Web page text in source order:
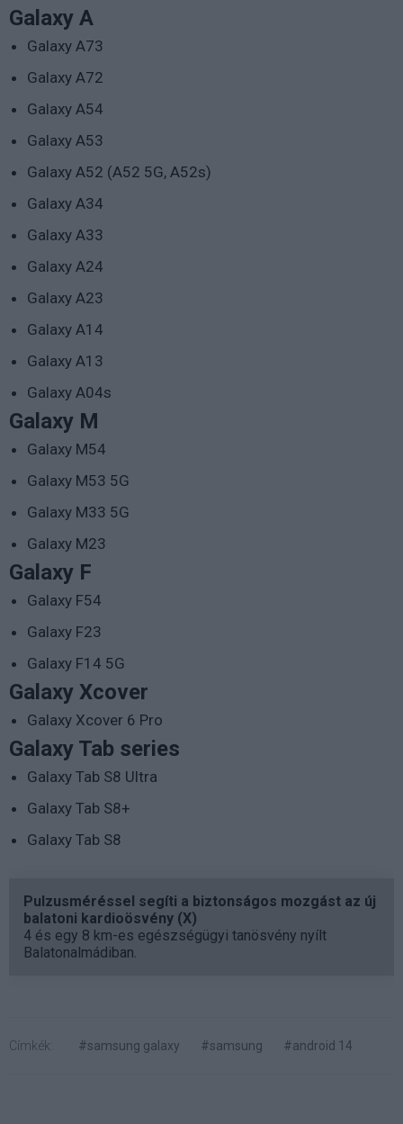
Galaxy A
Galaxy A73
Galaxy A72
Galaxy A54
Galaxy A53
Galaxy A52 (A52 5G, A52s)
Galaxy A34
Galaxy A33
Galaxy A24
Galaxy A23
Galaxy A14
Galaxy A13
Galaxy A04s
Galaxy M
Galaxy M54
Galaxy M53 5G
Galaxy M33 5G
Galaxy M23
Galaxy F
Galaxy F54
Galaxy F23
Galaxy F14 5G
Galaxy Xcover
Galaxy Xcover 6 Pro
Galaxy Tab series
Galaxy Tab S8 Ultra
Galaxy Tab S8+
Galaxy Tab S8
Pulzusméréssel segíti a biztonságos mozgást az új
balatoni kardioösvény (X)
4 és egy 8 km-es egészségügyi tanösvény nyílt
Balatonalmádiban.
Címkék: #samsung galaxy #samsung #android 14